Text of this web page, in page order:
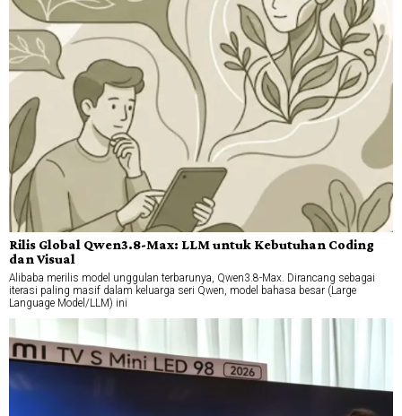
Rilis Global Qwen3.8-Max: LLM untuk Kebutuhan Coding
dan Visual
Alibaba merilis model unggulan terbarunya, Qwen3.8-Max. Dirancang sebagai
iterasi paling masif dalam keluarga seri Qwen, model bahasa besar (Large
Language Model/LLM) ini